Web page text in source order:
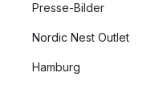
Presse-Bilder
Nordic Nest Outlet
Hamburg